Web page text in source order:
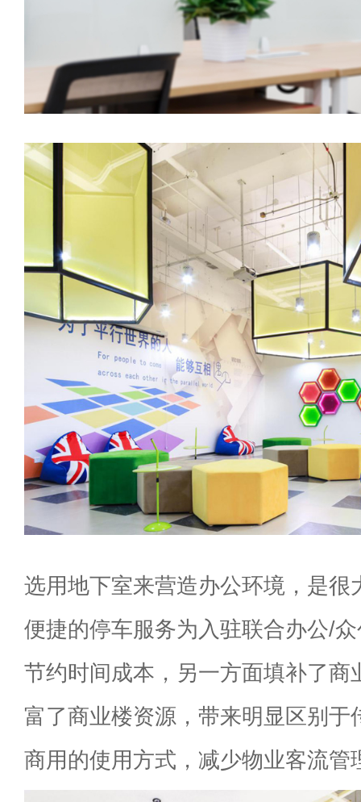
选用地下室来营造办公环境，是很
便捷的停车服务为入驻联合办公/
节约时间成本，另一方面填补了商
富了商业楼资源，带来明显区别于
商用的使用方式，减少物业客流管